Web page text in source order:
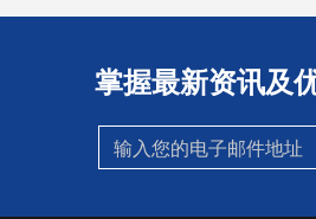
掌握最新资讯及